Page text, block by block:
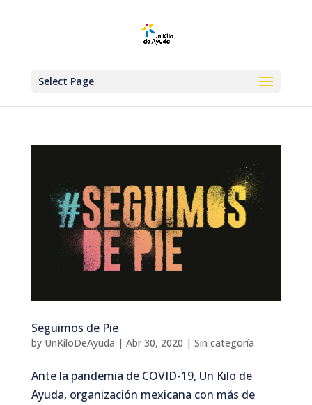
Select Page
Seguimos de Pie
by UnKiloDeAyuda | Abr 30, 2020 | Sin categoría
Ante la pandemia de COVID-19, Un Kilo de
Ayuda, organización mexicana con más de